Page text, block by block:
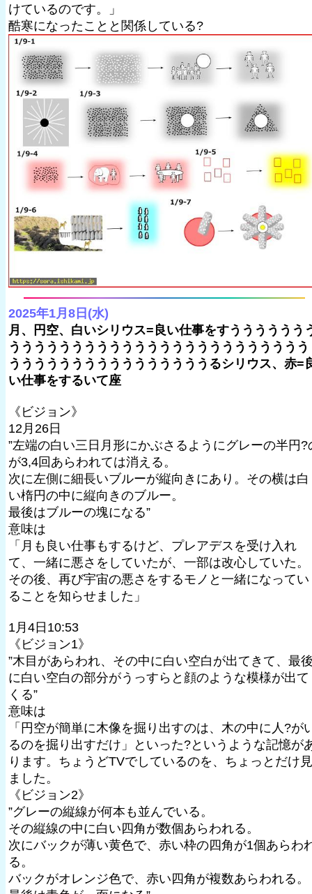
けているのです。」
酷寒になったことと関係している?
2025年1月8日(水)
月、円空、白いシリウス=良い仕事をすうううううう
うううううううううううううううううううううううう
ううううううううううううううううるシリウス、赤=
い仕事をするいて座
《ビジョン》
12月26日
”左端の白い三日月形にかぶさるようにグレーの半円?
が3,4回あらわれては消える。
次に左側に細長いブルーが縦向きにあり。その横は白
い楕円の中に縦向きのブルー。
最後はブルーの塊になる”
意味は
「月も良い仕事もするけど、プレアデスを受け入れ
て、一緒に悪さをしていたが、一部は改心していた。
その後、再び宇宙の悪さをするモノと一緒になってい
ることを知らせました」
1月4日10:53
《ビジョン1》
”木目があらわれ、その中に白い空白が出てきて、最
に白い空白の部分がうっすらと顔のような模様が出て
くる”
意味は
「円空が簡単に木像を掘り出すのは、木の中に人?が
るのを掘り出すだけ」といった?というような記憶が
ります。ちょうどTVでしているのを、ちょっとだけ見
ました。
《ビジョン2》
”グレーの縦線が何本も並んでいる。
その縦線の中に白い四角が数個あらわれる。
次にバックが薄い黄色で、赤い枠の四角が1個あらわ
る。
バックがオレンジ色で、赤い四角が複数あらわれる。